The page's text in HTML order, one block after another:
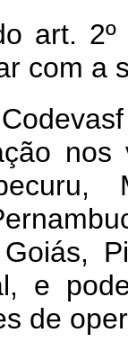
art.
com a
nos
e
de